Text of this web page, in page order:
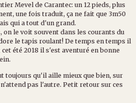
Mevel de Carantec: un 12 pieds, plus
une fois traduit, ça ne fait que 3m50
qui a tout d'un grand.
on le voit souvent dans les courants du
le tapis roulant! De temps en temps il
été 2018 il s'est aventuré en bonne
toujours qu'il aille mieux que bien, sur
pas l'autre. Petit retour sur ces